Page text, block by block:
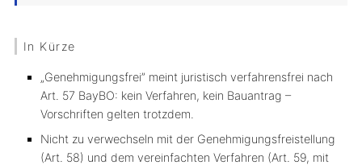
In Kürze
„Genehmigungsfrei” meint juristisch verfahrensfrei nach
Art. 57 BayBO: kein Verfahren, kein Bauantrag –
Vorschriften gelten trotzdem.
Nicht zu verwechseln mit der Genehmigungsfreistellung
(Art. 58) und dem vereinfachten Verfahren (Art. 59, mit